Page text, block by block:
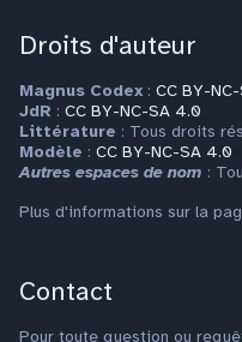
Droits d'auteur
Magnus Codex : CC BY-
JdR : CC BY-NC-SA 4.0
Littérature : Tous droits
Modèle : CC BY-NC-SA 4.0
Autres espaces de nom :
Plus d'informations sur la
Contact
Pour toute question ou